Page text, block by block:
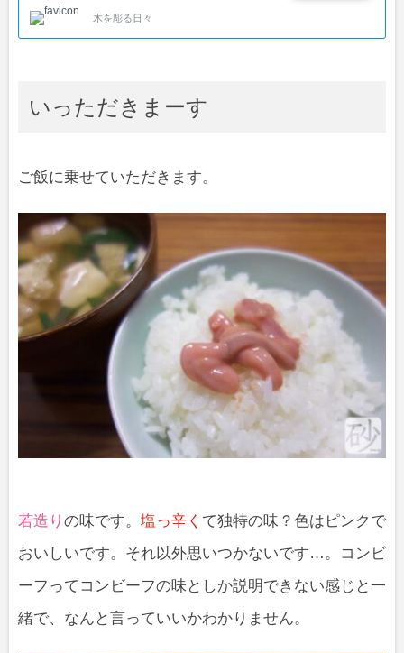
木を彫る日々
いっただきまーす
ご飯に乗せていただきます。
若造り の味です。 塩っ辛く て独特の味？色はピンクで
おいしいです。それ以外思いつかないです…。コンビ
ーフってコンビーフの味としか説明できない感じと一
緒で、なんと言っていいかわかりません。